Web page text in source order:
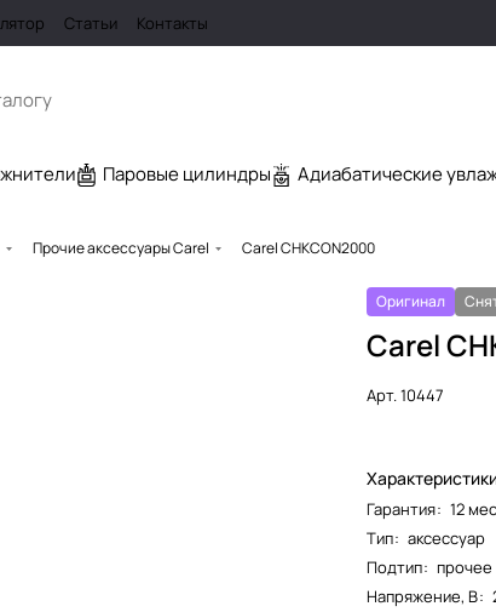
Статьи Контакты
Паровые цилиндры Адиабатические
Прочие аксессуары Carel Carel CHKCON2000
Оригинал
Carel
Арт.10447
Гарантия: 12 мес
Тип: аксессуар
Подтип: прочее
Напряжение, В: